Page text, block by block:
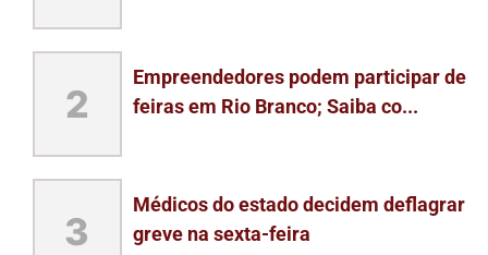
2
Empreendedores podem participar de
feiras em Rio Branco; Saiba co...
3
Médicos do estado decidem deflagrar
greve na sexta-feira